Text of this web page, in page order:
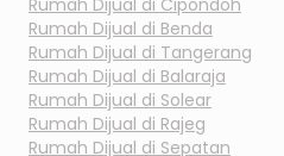
Rumah Dijual di Cipondoh
Rumah Dijual di Benda
Rumah Dijual di Tangerang
Rumah Dijual di Balaraja
Rumah Dijual di Solear
Rumah Dijual di Rajeg
Rumah Dijual di Sepatan